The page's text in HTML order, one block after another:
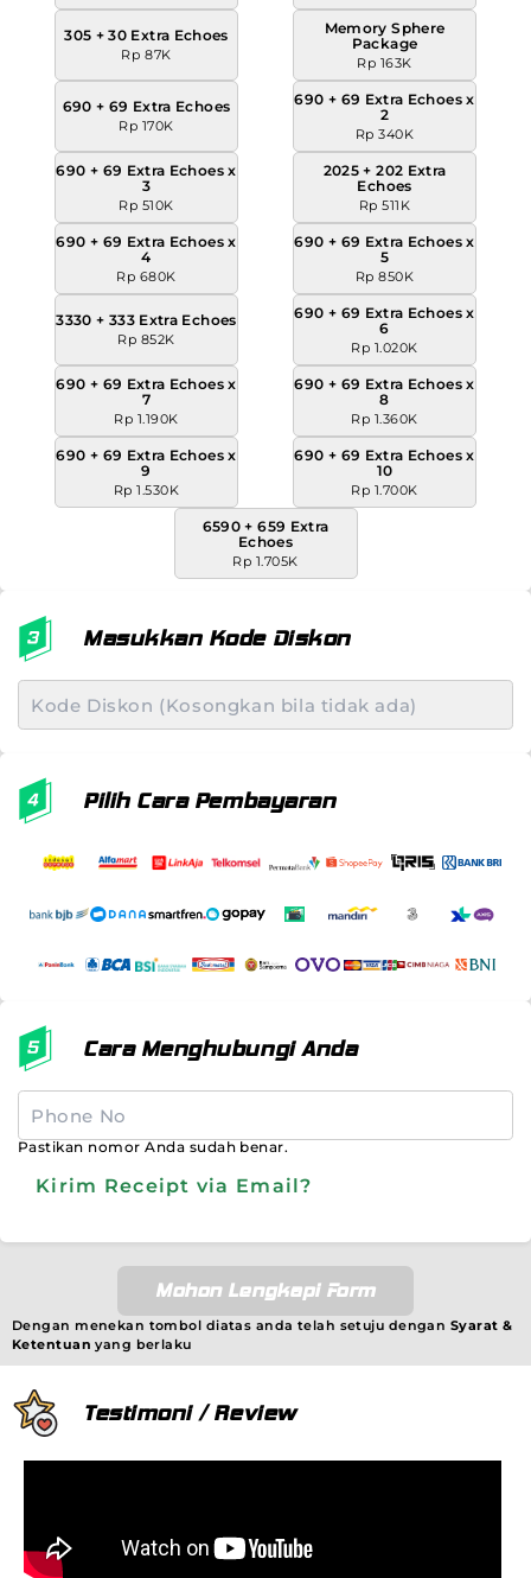
305 + 30 Extra Echoes
Rp 87K
Memory Sphere
Package
Rp 163K
690 + 69 Extra Echoes
Rp 170K
690 + 69 Extra Echoes x
2
Rp 340K
690 + 69 Extra Echoes x
3
Rp 510K
2025 + 202 Extra
Echoes
Rp 511K
690 + 69 Extra Echoes x
4
Rp 680K
690 + 69 Extra Echoes x
5
Rp 850K
3330 + 333 Extra Echoes
Rp 852K
690 + 69 Extra Echoes x
6
Rp 1.020K
690 + 69 Extra Echoes x
7
Rp 1.190K
690 + 69 Extra Echoes x
8
Rp 1.360K
690 + 69 Extra Echoes x
9
Rp 1.530K
690 + 69 Extra Echoes x
10
Rp 1.700K
6590 + 659 Extra
Echoes
Rp 1.705K
Masukkan Kode Diskon
Pilih Cara Pembayaran
Cara Menghubungi Anda
Pastikan nomor Anda sudah benar.
Kirim Receipt via Email?
Mohon Lengkapi Form
Dengan menekan tombol diatas anda telah setuju dengan Syarat &
Ketentuan yang berlaku
Testimoni / Review